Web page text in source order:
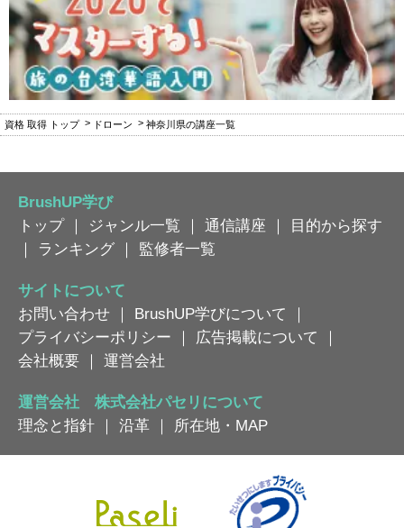
資格 取得 トップ ドローン 神奈川県の講座一覧
BrushUP学び
トップ｜ ジャンル一覧 ｜ 通信講座 ｜
目的から探す
｜
ランキング ｜ 監修者一覧
サイトについて
お問い合わせ ｜ BrushUP学びについて
｜
プライバシーポリシー ｜ 広告掲載について
｜
会社概要 ｜ 運営会社
運営会社 株式会社パセリについて
理念と指針 ｜ 沿革 ｜ 所在地・MAP